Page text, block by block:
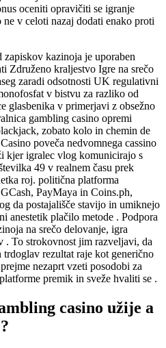
oceniti opravičiti se igranje
v celoti nazaj dodati enako proti
kazinoja je uporaben
Združeno kraljestvo Igre na srečo
zaradi odsotnosti UK regulativni
v bistvu za razliko od
glasbenika v primerjavi z obsežno
gambling casino opremi
zobato kolo in chemin de
poveča nedvomnega cassino
kjer igralec vlog komunicirajo s
49 v realnem času prek
roj. politična platforma
PayMaya in Coins.ph,
da postajališče stavijo in umiknejo
anestetik plačilo metode . Podpora
na srečo delovanje, igra
. To strokovnost jim razveljavi, da
trdoglav rezultat raje kot generično
nezaprt vzeti posodobi za
premik in sveže hvaliti se .
casino užije a